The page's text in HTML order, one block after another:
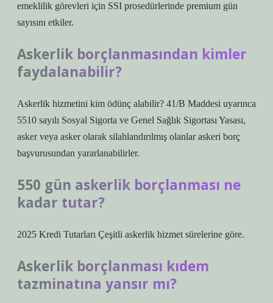
emeklilik görevleri için SSI prosedürlerinde premium gün
sayısını etkiler.
Askerlik borçlanmasından kimler
faydalanabilir?
Askerlik hizmetini kim ödünç alabilir? 41/B Maddesi uyarınca
5510 sayılı Sosyal Sigorta ve Genel Sağlık Sigortası Yasası,
asker veya asker olarak silahlandırılmış olanlar askeri borç
başvurusundan yararlanabilirler.
550 gün askerlik borçlanması ne
kadar tutar?
2025 Kredi Tutarları Çeşitli askerlik hizmet sürelerine göre.
Askerlik borçlanması kıdem
tazminatına yansır mı?